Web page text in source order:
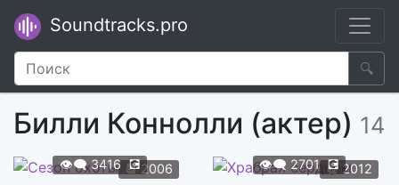
Soundtracks.pro
🔍
Билли Коннолли (актер) 14
📆2006
👁️‍🗨️3416 💽 📆2012
👁️‍🗨️ 2701 💽